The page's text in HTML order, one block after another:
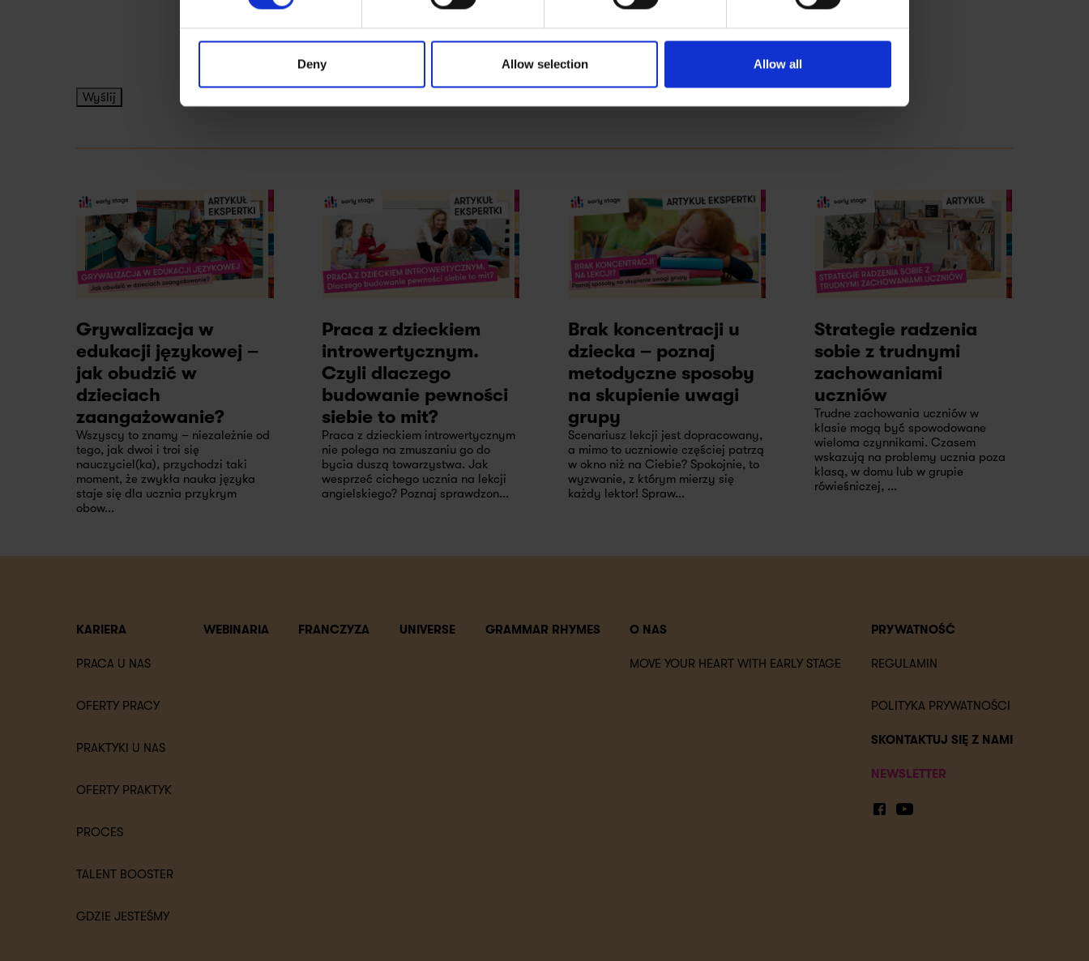
Deny Allow selection Allow all
Wyślij
Grywalizacja w
edukacji językowej –
jak obudzić w
dzieciach
zaangażowanie?
Wszyscy to znamy – niezależnie od
tego, jak dwoi i troi się
nauczyciel(ka), przychodzi taki
moment, że zwykła nauka języka
staje się dla ucznia przykrym
obow...
Praca z dzieckiem
introwertycznym.
Czyli dlaczego
budowanie pewności
siebie to mit?
Praca z dzieckiem introwertycznym
nie polega na zmuszaniu go do
bycia duszą towarzystwa. Jak
wesprzeć cichego ucznia na lekcji
angielskiego? Poznaj sprawdzon...
Brak koncentracji u
dziecka – poznaj
metodyczne sposoby
na skupienie uwagi
grupy
Scenariusz lekcji jest dopracowany,
a mimo to uczniowie częściej patrzą
w okno niż na Ciebie? Spokojnie, to
wyzwanie, z którym mierzy się
każdy lektor! Spraw...
Strategie radzenia
sobie z trudnymi
zachowaniami
uczniów
Trudne zachowania uczniów w
klasie mogą być spowodowane
wieloma czynnikami. Czasem
wskazują na problemy ucznia poza
klasą, w domu lub w grupie
rówieśniczej, ...
KARIERA
PRACA U NAS
OFERTY PRACY
PRAKTYKI U NAS
OFERTY PRAKTYK
PROCES
TALENT BOOSTER
GDZIE JESTEŚMY
WEBINARIA FRANCZYZA UNIVERSE GRAMMAR RHYMES O NAS
MOVE YOUR HEART WITH EARLY STAGE
PRYWATNOŚĆ
REGULAMIN
POLITYKA PRYWATNOŚCI
SKONTAKTUJ SIĘ Z NAMI
NEWSLETTER